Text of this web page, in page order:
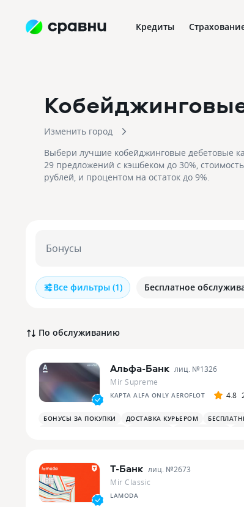
Кредиты
Изменить город
Выбери лучшие кобейджинговые дебетовые
29 предложений с кэшбеком до 30%,
рублей, и процентом на остаток до 9%.
Бонусы
Все фильтры (1) Бесплатное
По обслуживанию
Альфа-Банк лиц. №1326
Mir Supreme
КАРТА ALFA ONLY AEROFLOT 4.8
БОНУСЫ ЗА ПОКУПКИ ДОСТАВКА КУРЬЕРОМ
Т-Банк лиц. №2673
Mir Classic
LAMODA